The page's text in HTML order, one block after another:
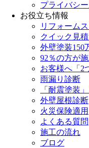
プライバシ
お役立ち情報
リフォーム
クイック見積
外壁塗装150
92％の方が
お客様へ「2
雨漏り診断
「耐震塗装
外壁屋根診断
火災保険適用
よくある質問
施工の流れ
ブログ